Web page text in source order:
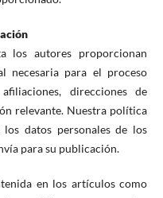
autores proporcionan
necesaria para el proceso
direcciones de
relevante. Nuestra política
datos personales de los
para su publicación.
en los artículos como